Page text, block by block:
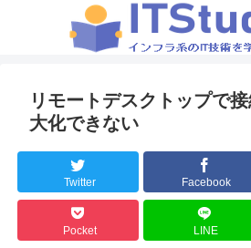
リモートデスクトップで
大化できない
Twitter Facebook
Pocket LINE